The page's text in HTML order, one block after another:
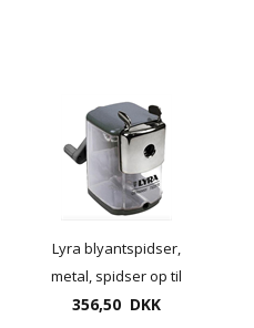
Lyra blyantspidser,
metal, spidser op til
12mm tykke blyanter
356,50 DKK